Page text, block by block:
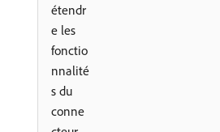
étendr
e les
fonctio
nnalité
s du
conne